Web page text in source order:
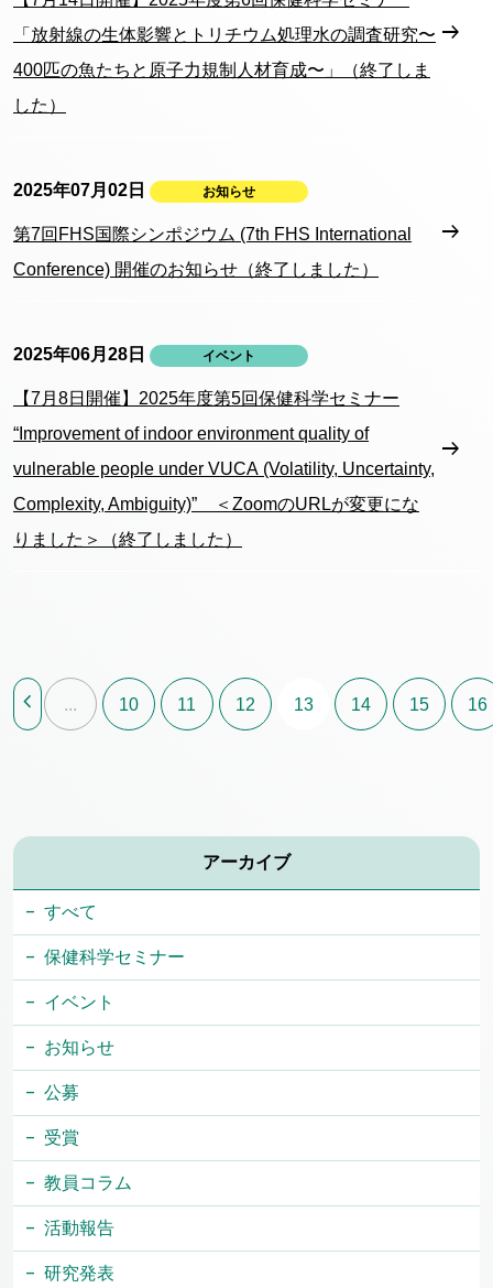
「放射線の生体影響とトリチウム処理水の調査研究〜
400匹の魚たちと原子力規制人材育成〜」（終了しま
した）
2025年07月02日 お知らせ
第7回FHS国際シンポジウム (7th FHS International
Conference) 開催のお知らせ（終了しました）
2025年06月28日 イベント
【7月8日開催】2025年度第5回保健科学セミナー
“Improvement of indoor environment quality of
vulnerable people under VUCA (Volatility, Uncertainty,
Complexity, Ambiguity)” ＜ZoomのURLが変更にな
りました＞（終了しました）
chevron_left ... 10 11 12 13 14 15 16
アーカイブ
すべて
保健科学セミナー
イベント
お知らせ
公募
受賞
教員コラム
活動報告
研究発表